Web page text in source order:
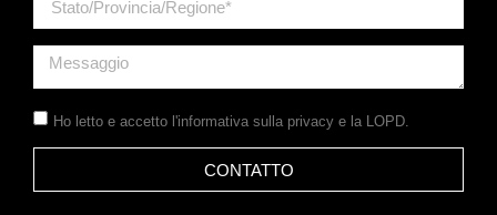
Ho letto e accetto l'informativa sulla privacy e la LOPD.
CONTATTO